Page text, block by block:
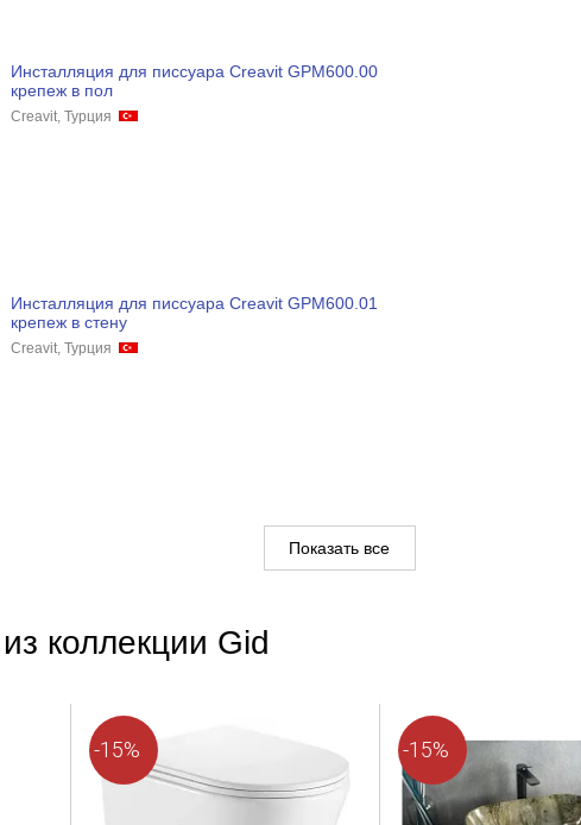
Инсталляция для писсуара Creavit GPM600.00
крепеж в пол
Creavit, Турция
Инсталляция для писсуара Creavit GPM600.01
крепеж в стену
Creavit, Турция
Показать все
коллекции Gid
-15% -15%